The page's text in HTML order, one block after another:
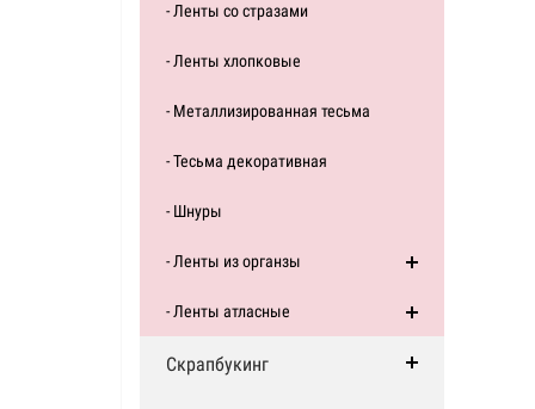
- Ленты со стразами
- Ленты хлопковые
- Металлизированная тесьма
- Тесьма декоративная
- Шнуры
- Ленты из органзы
- Ленты атласные
Скрапбукинг